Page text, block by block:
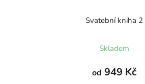
Svatební kniha 2
hodnocení
produktu
je
Skladem
od 949 Kč